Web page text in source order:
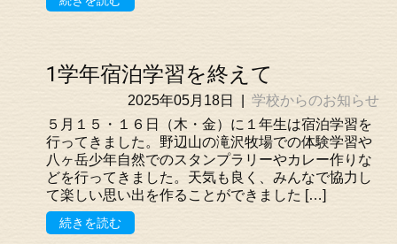
1学年宿泊学習を終えて
2025年05月18日
学校からのお知らせ
５月１５・１６日（木・金）に１年生は宿泊学習を
行ってきました。野辺山の滝沢牧場での体験学習や
八ヶ岳少年自然でのスタンプラリーやカレー作りな
どを行ってきました。天気も良く、みんなで協力し
て楽しい思い出を作ることができました […]
続きを読む